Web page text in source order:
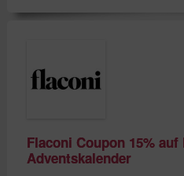
Flaconi Coupon 15% auf
Adventskalender